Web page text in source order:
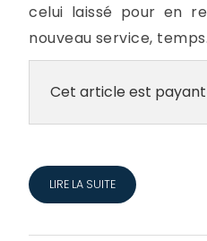
celui laissé pour en
nouveau service,
Cet article est payant
LIRE LA SUITE